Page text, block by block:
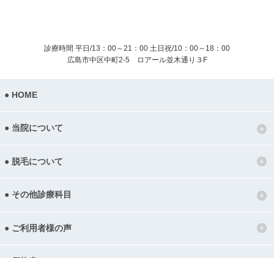
診療時間 平日/13：00～21：00 土日祝/10：00～18：00
広島市中区中町2-5 ロアール並木通り３F
HOME
当院について
脱毛について
その他診療科目
ご利用者様の声